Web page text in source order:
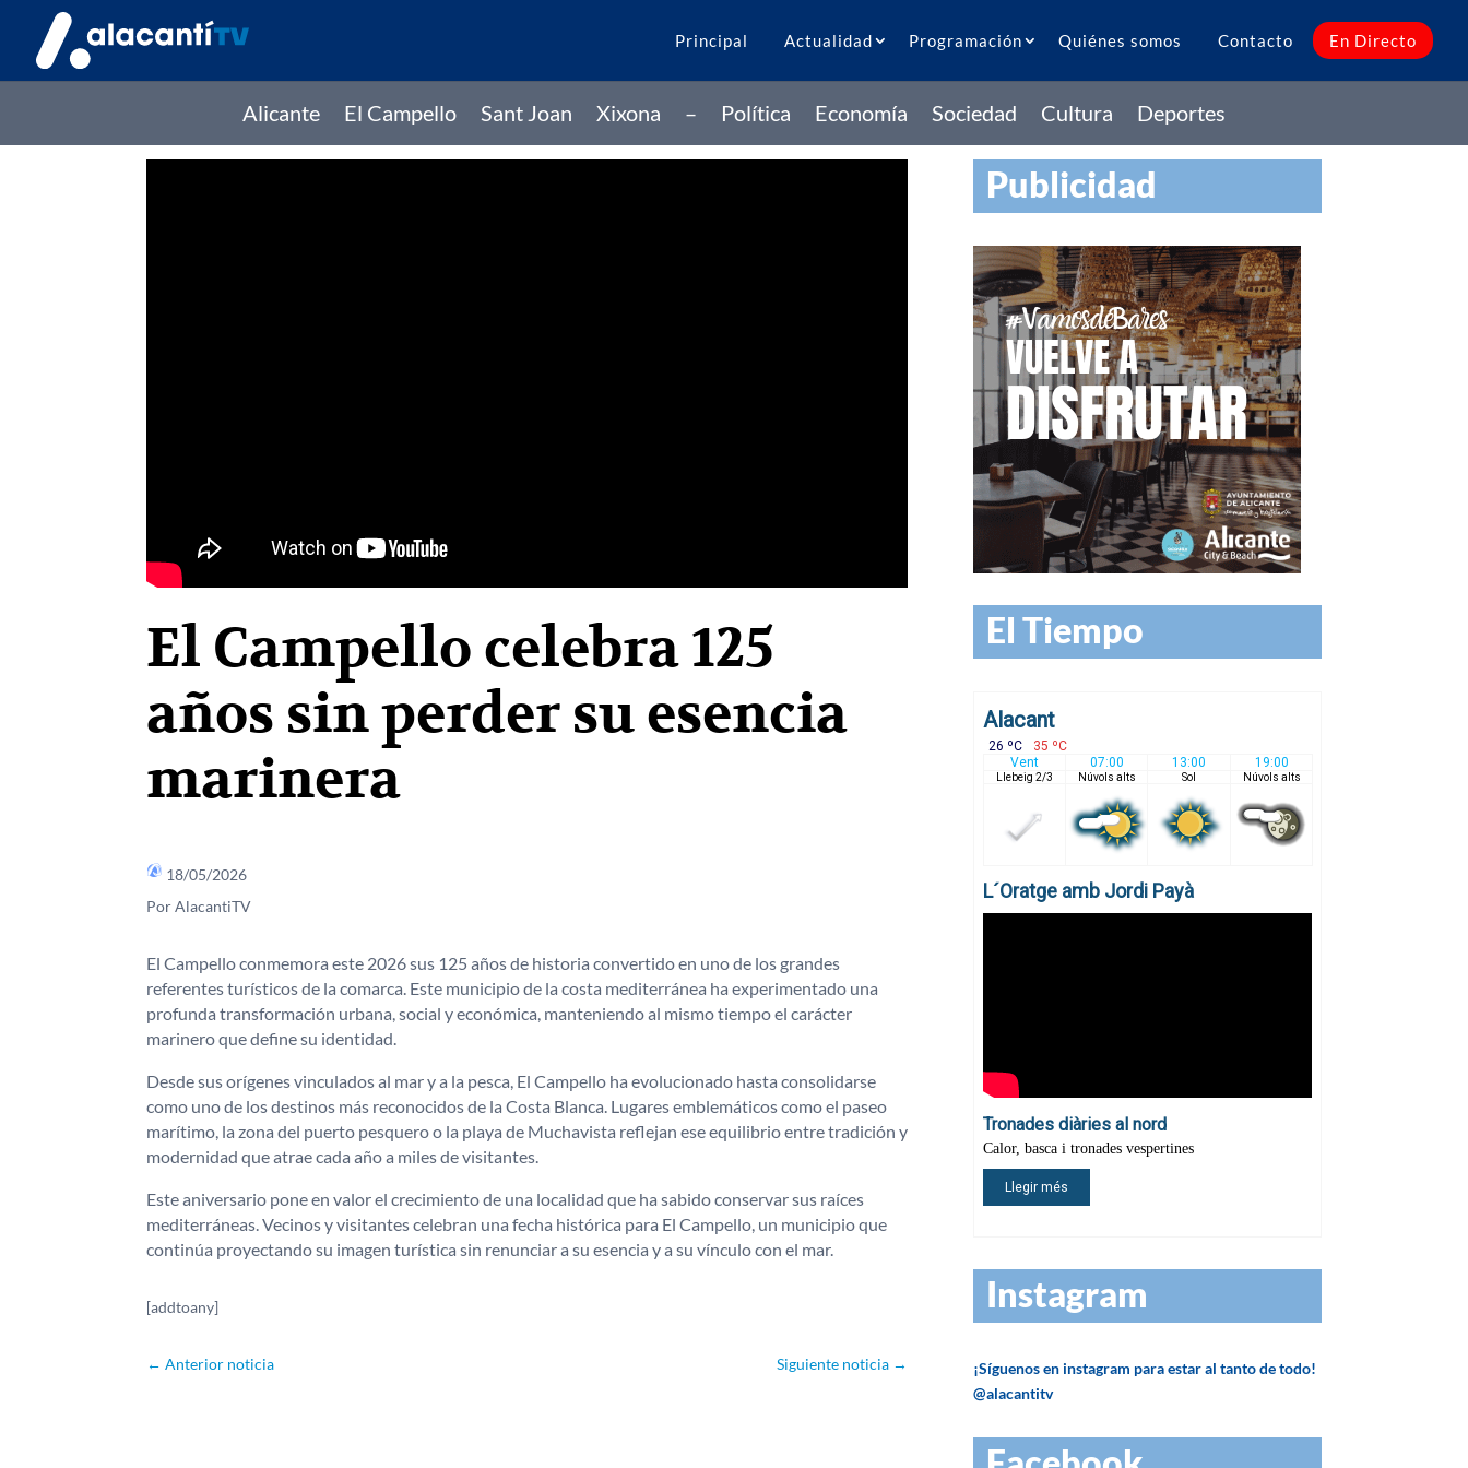
Principal Actualidad Programación Quiénes somos Contacto En Directo
Alicante El Campello Sant Joan Xixona – Política Economía Sociedad Cultura Deportes
El Campello celebra 125
años sin perder su esencia
marinera
18/05/2026
Por AlacantiTV
El Campello conmemora este 2026 sus 125 años de historia convertido en uno de los grandes
referentes turísticos de la comarca. Este municipio de la costa mediterránea ha experimentado una
profunda transformación urbana, social y económica, manteniendo al mismo tiempo el carácter
marinero que define su identidad.
Desde sus orígenes vinculados al mar y a la pesca, El Campello ha evolucionado hasta consolidarse
como uno de los destinos más reconocidos de la Costa Blanca. Lugares emblemáticos como el paseo
marítimo, la zona del puerto pesquero o la playa de Muchavista reflejan ese equilibrio entre tradición y
modernidad que atrae cada año a miles de visitantes.
Este aniversario pone en valor el crecimiento de una localidad que ha sabido conservar sus raíces
mediterráneas. Vecinos y visitantes celebran una fecha histórica para El Campello, un municipio que
continúa proyectando su imagen turística sin renunciar a su esencia y a su vínculo con el mar.
[addtoany]
←Anterior noticia Siguiente noticia →
Publicidad
El Tiempo
Instagram
¡Síguenos en instagram para estar al tanto de todo!
@alacantitv